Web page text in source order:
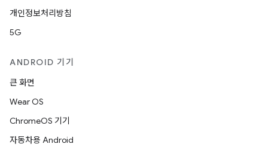
개인정보처리방침
5G
ANDROID 기기
큰 화면
Wear OS
ChromeOS 기기
자동차용 Android